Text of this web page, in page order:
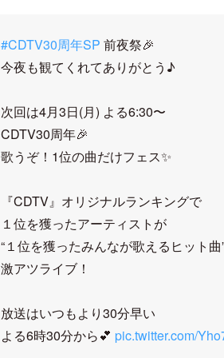
#CDTV30周年SP 前夜祭🎉
今夜も観てくれてありがとう♪
次回は4月3日(月) よる6:30〜
CDTV30周年🎉
歌うぞ！1位の曲だけフェス✨
『CDTV』オリジナルランキングで
１位を獲ったアーティストが
“１位を獲ったみんなが歌えるヒット曲
激アツライブ！
放送はいつもより30分早い
よる6時30分から💕 pic.twitter.com/